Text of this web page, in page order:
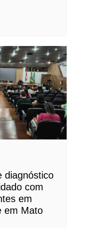
diagnóstico
com
em
em Mato